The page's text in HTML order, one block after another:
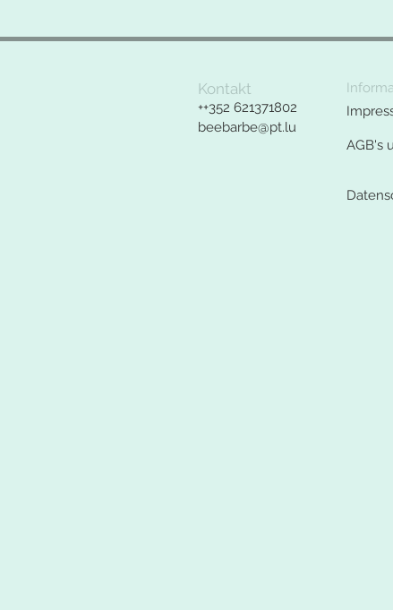
Kontakt
++352 621371802
beebarbe@pt.lu
AGB's